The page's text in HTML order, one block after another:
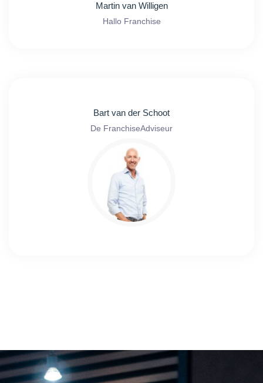
Martin van Willigen
Hallo Franchise
Bart van der Schoot
De FranchiseAdviseur